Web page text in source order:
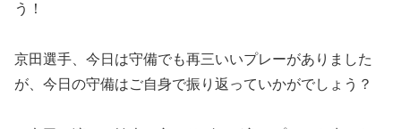
う！
京田選手、今日は守備でも再三いいプレーがありました
が、今日の守備はご自身で振り返っていかがでしょう？